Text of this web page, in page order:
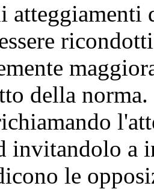
atteggiamenti
della norma.
invitandolo a
le